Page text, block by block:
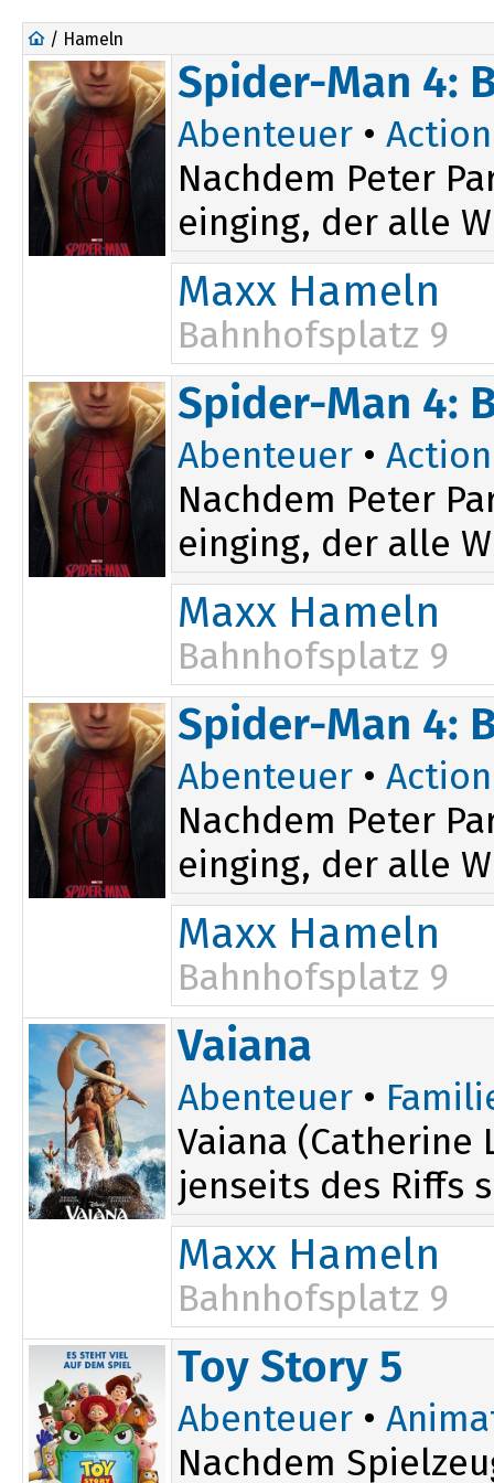
/ Hameln
Spider-Man 4:
Abenteuer • Action
Nachdem Peter
einging, der alle
Maxx Hameln
Bahnhofsplatz 9
14:30 19:30
Spider-Man 4:
Abenteuer • Action
Nachdem Peter
einging, der alle
Maxx Hameln
Bahnhofsplatz 9
16:45
20:00
Spider-Man 4:
Abenteuer • Action
Nachdem Peter
einging, der alle
Maxx Hameln
Bahnhofsplatz 9
Vaiana
Abenteuer •
Vaiana
jenseits des Riffs
Maxx Hameln
Bahnhofsplatz 9
14:10
17:00
Toy Story 5
Abenteuer •
Nachdem